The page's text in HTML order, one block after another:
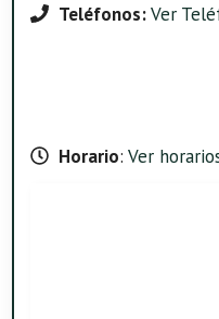
Teléfonos:Ver
Horario: Ver